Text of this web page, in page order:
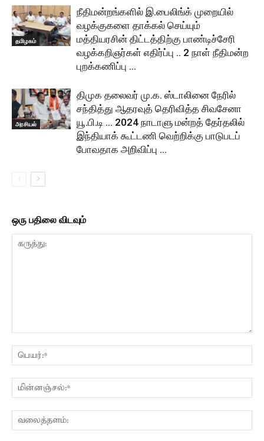
தமிழகம்
நீதிமன்றங்களில் இ.பைலிங்க் முறையில்
வழக்குகளை தாக்கல் செய்யும்
மத்தியரசின் திட்டத்திற்கு பாண்டிச்சேரி
வழக்கறிஞர்கள் எதிர்ப்பு .. 2 நாள் நீதிமன்ற
புறக்கணிப்பு …
அரசியல்
திமுக தலைவர் மு.க. ஸ்டாலினை நேரில்
சந்தித்து ஆதரவுத் தெரிவித்த சிவசேனா
யூ.பி.டி … 2024 நாடாளு மன்றத் தேர்தலில்
இந்தியாக் கூட்டணி வெற்றிக்கு பாடுபடப்
போவதாக அறிவிப்பு …
ஒரு பதிலை விடவும்